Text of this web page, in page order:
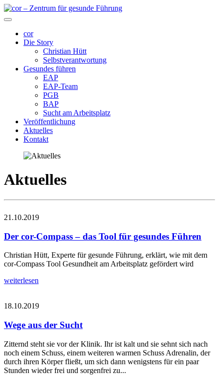
cor
Die Story
Christian Hütt
Selbstverantwortung
Gesundes führen
EAP
EAP-Team
PGB
BAP
Sucht am Arbeitsplatz
Veröffentlichung
Aktuelles
Kontakt
Aktuelles
21.10.2019
Der cor-Compass – das Tool für gesundes Führen
Christian Hütt, Experte für gesunde Führung, erklärt, wie mit dem
cor-Compass Tool Gesundheit am Arbeitsplatz gefördert wird
weiterlesen
18.10.2019
Wege aus der Sucht
Zitternd steht sie vor der Klinik. Ihr ist kalt und sie sehnt sich nach
noch einem Schuss, einem weiteren warmen Schuss Adrenalin, der
durch ihren Körper fließt, um sich dann wenigstens für ein paar
Stunden wieder frei und sorgenfrei zu...